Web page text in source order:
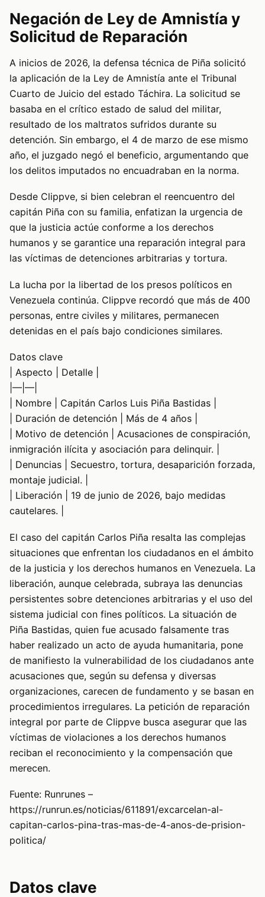
Negación de Ley de Amnistía y
Solicitud de Reparación
A inicios de 2026, la defensa técnica de Piña solicitó
la aplicación de la Ley de Amnistía ante el Tribunal
Cuarto de Juicio del estado Táchira. La solicitud se
basaba en el crítico estado de salud del militar,
resultado de los maltratos sufridos durante su
detención. Sin embargo, el 4 de marzo de ese mismo
año, el juzgado negó el beneficio, argumentando que
los delitos imputados no encuadraban en la norma.
Desde Clippve, si bien celebran el reencuentro del
capitán Piña con su familia, enfatizan la urgencia de
que la justicia actúe conforme a los derechos
humanos y se garantice una reparación integral para
las víctimas de detenciones arbitrarias y tortura.
La lucha por la libertad de los presos políticos en
Venezuela continúa. Clippve recordó que más de 400
personas, entre civiles y militares, permanecen
detenidas en el país bajo condiciones similares.
Datos clave
| Aspecto | Detalle |
|—|—|
| Nombre | Capitán Carlos Luis Piña Bastidas |
| Duración de detención | Más de 4 años |
| Motivo de detención | Acusaciones de conspiración,
inmigración ilícita y asociación para delinquir. |
| Denuncias | Secuestro, tortura, desaparición forzada,
montaje judicial. |
| Liberación | 19 de junio de 2026, bajo medidas
cautelares. |
El caso del capitán Carlos Piña resalta las complejas
situaciones que enfrentan los ciudadanos en el ámbito
de la justicia y los derechos humanos en Venezuela. La
liberación, aunque celebrada, subraya las denuncias
persistentes sobre detenciones arbitrarias y el uso del
sistema judicial con fines políticos. La situación de
Piña Bastidas, quien fue acusado falsamente tras
haber realizado un acto de ayuda humanitaria, pone
de manifiesto la vulnerabilidad de los ciudadanos ante
acusaciones que, según su defensa y diversas
organizaciones, carecen de fundamento y se basan en
procedimientos irregulares. La petición de reparación
integral por parte de Clippve busca asegurar que las
víctimas de violaciones a los derechos humanos
reciban el reconocimiento y la compensación que
merecen.
Fuente: Runrunes –
https://runrun.es/noticias/611891/excarcelan-al-
capitan-carlos-pina-tras-mas-de-4-anos-de-prision-
politica/
Datos clave